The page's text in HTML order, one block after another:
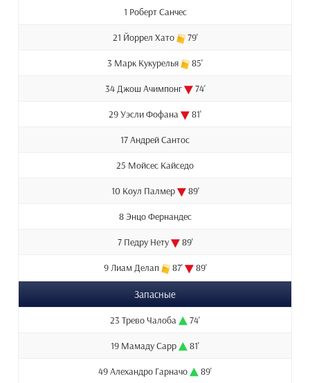
1 Роберт Санчес
21 Йоррел Хато 79'
3 Марк Кукурелья 85'
34 Джош Ачимпонг 74'
29 Уэсли Фофана 81'
17 Андрей Сантос
25 Мойсес Кайседо
10 Коул Палмер 89'
8 Энцо Фернандес
7 Педру Нету 89'
9 Лиам Делап 87' 89'
Запасные
23 Трево Чалоба 74'
19 Мамаду Сарр 81'
49 Алехандро Гарначо 89'